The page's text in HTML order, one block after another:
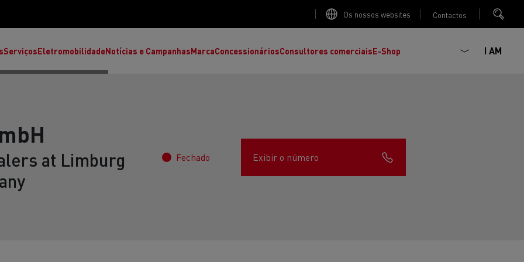
Os nossos websites Contactos
ServiçosEletromobilidadeNotícias e CampanhasMarcaConcessionáriosConsultores comerciaisE-Shop I AM
at Limburg
Fechado Exibir o número